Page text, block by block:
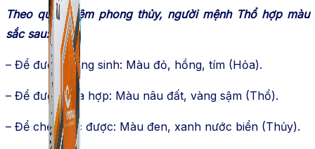
Theo quan niệm phong thủy, người mệnh Thổ hợp màu
sắc sau:
– Để được tương sinh: Màu đỏ, hồng, tím (Hỏa).
– Để được hòa hợp: Màu nâu đất, vàng sậm (Thổ).
– Để chế khắc được: Màu đen, xanh nước biển (Thủy).